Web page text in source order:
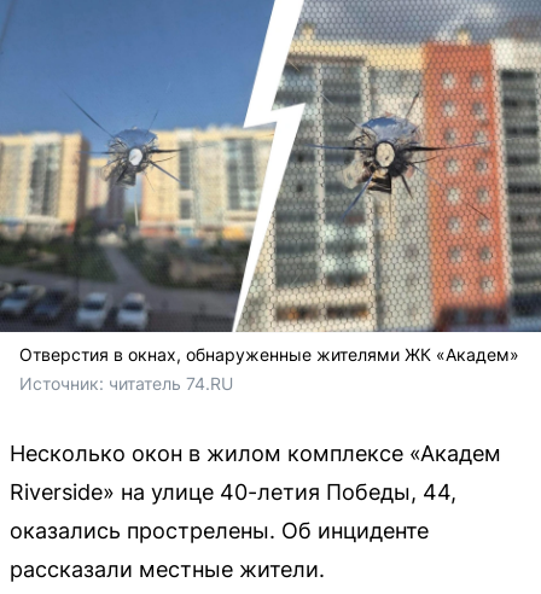
Отверстия в окнах, обнаруженные жителями ЖК «Академ»
Источник: читатель 74.RU
Несколько окон в жилом комплексе «Академ
Riverside» на улице 40-летия Победы, 44,
оказались прострелены. Об инциденте
рассказали местные жители.